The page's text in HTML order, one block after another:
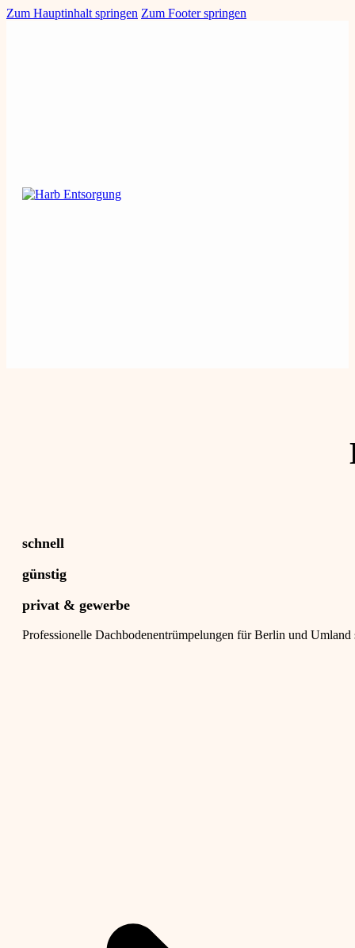
Zum Hauptinhalt springen Zum Footer springen
schnell
günstig
privat & gewerbe
Professionelle Dachbodenentrümpelungen für Berlin und Umland